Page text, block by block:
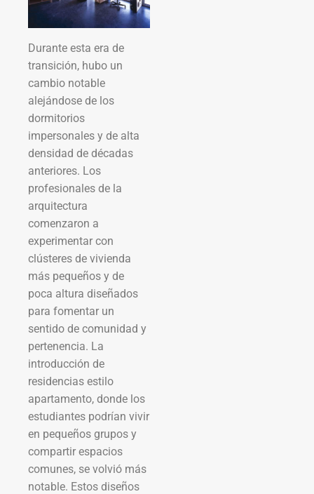
Durante esta era de
transición, hubo un
cambio notable
alejándose de los
dormitorios
impersonales y de alta
densidad de décadas
anteriores. Los
profesionales de la
arquitectura
comenzaron a
experimentar con
clústeres de vivienda
más pequeños y de
poca altura diseñados
para fomentar un
sentido de comunidad y
pertenencia. La
introducción de
residencias estilo
apartamento, donde los
estudiantes podrían vivir
en pequeños grupos y
compartir espacios
comunes, se volvió más
notable. Estos diseños